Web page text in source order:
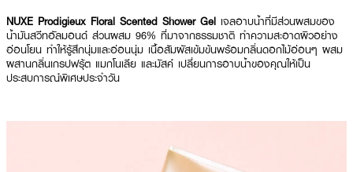
NUXE Prodigieux Floral Scented Shower Gel เจลอาบน้ำที่มีส่วนผสมของ
น้ำมันสวีทอัลมอนด์ ส่วนผสม 96% ที่มาจากธรรมชาติ ทำความสะอาดผิวอย่าง
อ่อนโยน ทำให้รู้สึกนุ่มและอ่อนนุ่ม เนื้อสัมผัสเข้มข้นพร้อมกลิ่นดอกไม้อ่อนๆ ผสม
ผสานกลิ่นเกรปฟรุ้ต แมกโนเลีย และมัสค์ เปลี่ยนการอาบน้ำของคุณให้เป็น
ประสบการณ์พิเศษประจำวัน